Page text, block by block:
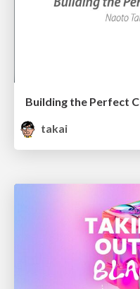
Building the Perfect
takai